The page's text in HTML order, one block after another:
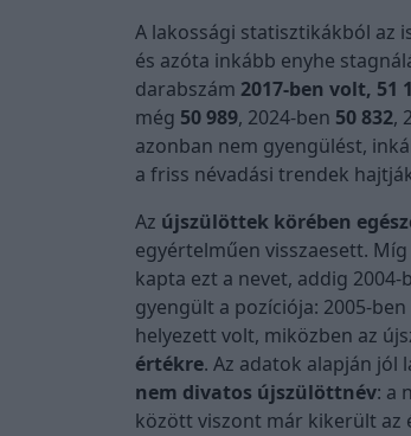
A lakossági statisztikákból az
és azóta inkább enyhe
darabszám 2017-ben volt, 51
még 50 989, 2024-ben 50 832,
azonban nem gyengülést,
a friss névadási trendek
Az újszülöttek körében
egyértelműen visszaesett. Míg
kapta ezt a nevet, addig 2004-
gyengült a pozíciója: 2005-ben
helyezett volt, miközben az
értékre. Az adatok alapján jól
nem divatos újszülöttnév: a
között viszont már kikerült az